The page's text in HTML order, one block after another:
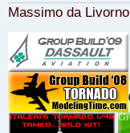
Massimo da Livorno